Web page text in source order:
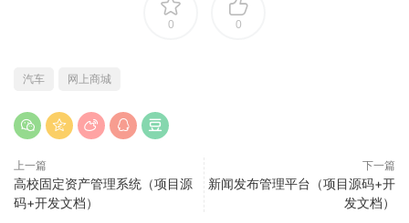
0 0
汽车 网上商城
上一篇
高校固定资产管理系统（项目源
码+开发文档）
下一篇
新闻发布管理平台（项目源码+开
发文档）